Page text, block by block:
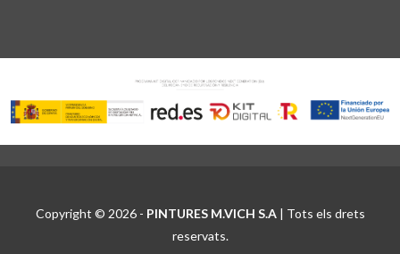
Copyright © 2026 - PINTURES M.VICH S.A| Tots els drets
reservats.